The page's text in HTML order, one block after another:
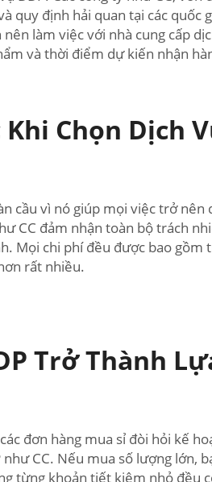
quy định hải quan tại các
làm việc với nhà cung cấp
và thời điểm dự kiến nhận
Chọn Dịch
cầu vì nó giúp mọi việc trở
CC đảm nhận toàn bộ trách
Mọi chi phí đều được bao
rất nhiều.
Trở Thành
đơn hàng mua sỉ đòi hỏi kế
CC. Nếu mua số lượng
từng khoản tiết kiệm nhỏ đều